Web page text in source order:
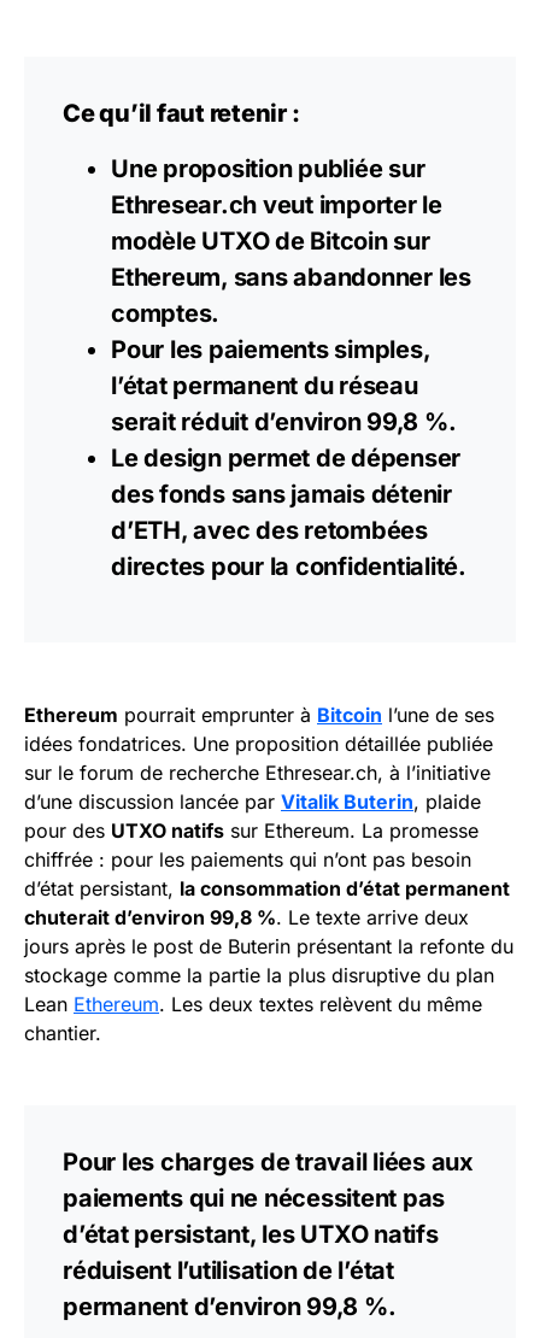
Ce qu’il faut retenir :
Une proposition publiée sur
Ethresear.ch veut importer le
modèle UTXO de Bitcoin sur
Ethereum, sans abandonner les
comptes.
Pour les paiements simples,
l’état permanent du réseau
serait réduit d’environ 99,8 %.
Le design permet de dépenser
des fonds sans jamais détenir
d’ETH, avec des retombées
directes pour la confidentialité.
Ethereum pourrait emprunter à Bitcoin l’une de ses
idées fondatrices. Une proposition détaillée publiée
sur le forum de recherche Ethresear.ch, à l’initiative
d’une discussion lancée par Vitalik Buterin, plaide
pour des UTXO natifs sur Ethereum. La promesse
chiffrée : pour les paiements qui n’ont pas besoin
d’état persistant, la consommation d’état permanent
chuterait d’environ 99,8 %. Le texte arrive deux
jours après le post de Buterin présentant la refonte du
stockage comme la partie la plus disruptive du plan
Lean Ethereum. Les deux textes relèvent du même
chantier.
Pour les charges de travail liées aux
paiements qui ne nécessitent pas
d’état persistant, les UTXO natifs
réduisent l’utilisation de l’état
permanent d’environ 99,8 %.